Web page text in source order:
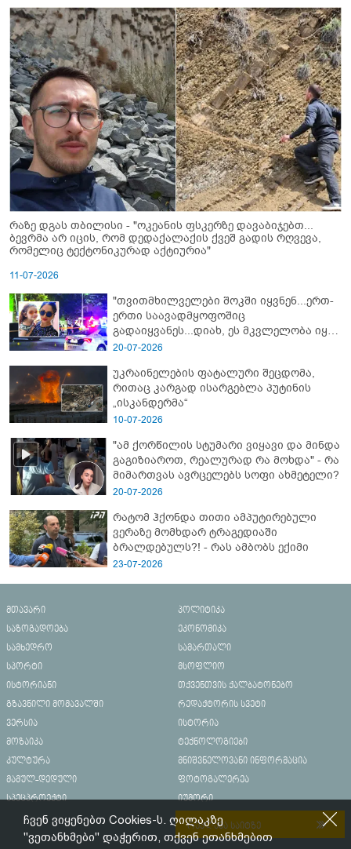
რაზე დგას თბილისი - "ოკეანის ფსკერზე დავაბიჯებთ...
ბევრმა არ იცის, რომ დედაქალაქის ქვეშ გადის რღვევა,
რომელიც ტექტონიკურად აქტიურია"
11-07-2026
"თვითმხილველები შოკში იყვნენ...ერთ-
ერთი საავადმყოფოშიც
გადაიყვანეს...დიახ, ეს მკვლელობა იყო"
- გორში დატრიალებული ტრაგედიის
20-07-2026
უკრაინელების ფატალური შეცდომა,
რითაც კარგად ისარგებლა პუტინის
„ისკანდერმა“
10-07-2026
"ამ ქორწილის სტუმარი ვიყავი და მინდა
გაგიზიაროთ, რეალურად რა მოხდა" - რა
მიმართვას ავრცელებს სოფი ახმეტელი?
20-07-2026
რატომ ჰქონდა თითი ამპუტირებული
ვერაზე მომხდარ ტრაგედიაში
ბრალდებულს?! - რას ამბობს ექიმი
23-07-2026
მთავარი
პოლიტიკა
საზოგადოება
ეკონომიკა
სამხედრო
სამართალი
სპორტი
მსოფლიო
ისტორიანი
თქვენთვის ქალბატონებო
გზავნილი მომავალში
რედაქტორის სვეტი
ვერსია
ისტორია
მოზაიკა
ტექნოლოგიები
კულტურა
მნიშვნელოვანი ინფორმაცია
მამულ-დედული
ფოტოგალერეა
სპეცპროექტი
იუმორი
რეკლამა საიტზე
ჩვენ ვიყენებთ Cookies-ს. ღილაკზე
"ვეთანხმები" დაჭერით, თქვენ ეთანხმებით